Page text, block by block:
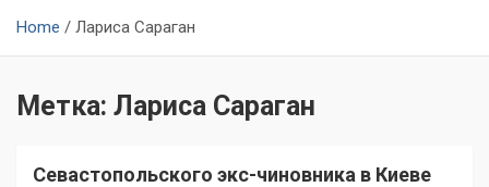
Home Лариса Сараган
Метка: Лариса Сараган
Севастопольского экс-чиновника в Киеве